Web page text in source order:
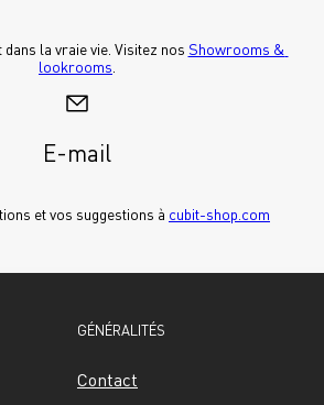
la vraie vie. Visitez nos Showrooms &
lookrooms
E-mail
et vos suggestions à cubit-shop.com
GÉNÉRALITÉS
Contact